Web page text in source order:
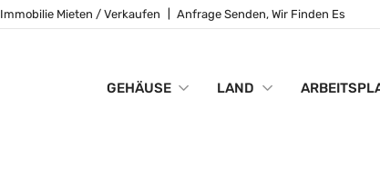
Immobilie Mieten / Verkaufen Anfrage Senden, Wir Finden Es
GEHÄUSE LAND